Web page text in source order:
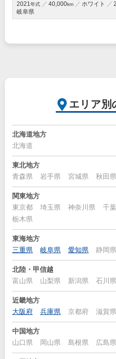
2021年式 40,000km ホワイト
岐阜県
エリア別
北海道地方
北海道
東北地方
青森県
岩手県 宮城県 秋田県
関東地方
東京都
埼玉県 神奈川県 千
栃木県
東海地方
三重県
岐阜県 愛知県 静岡県
北陸・甲信越
富山県
山梨県 新潟県 石川県
近畿地方
大阪府
兵庫県 京都府 滋賀県
中国地方
山口県
岡山県 島根県 広島県